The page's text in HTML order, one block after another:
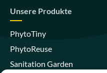
Unsere Produkte
PhytoTiny
PhytoReuse
Sanitation Garden